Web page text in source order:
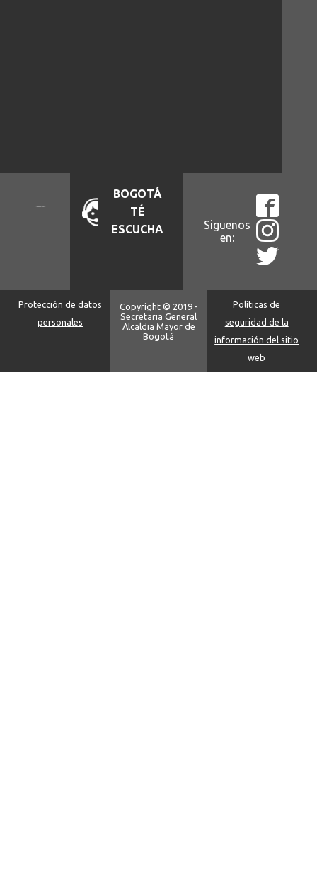
BOGOTÁ
TÉ
ESCUCHA
Siguenos
en:
Protección de datos
personales
Copyright © 2019 -
Secretaria General
Alcaldia Mayor de
Bogotá
Políticas de
seguridad de la
información del sitio
web